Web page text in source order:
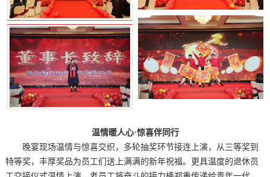
温情暖人心·惊喜伴同行
晚宴现场温情与惊喜交织，多轮抽奖环节接连上演，从三等奖到
特等奖，丰厚奖品为员工们送上满满的新年祝福。更具温度的退休员